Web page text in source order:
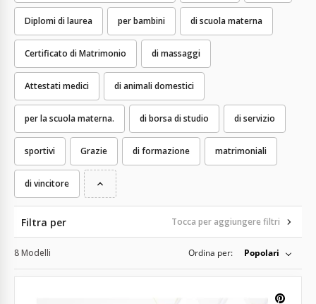
Diplomi di laurea per bambini di scuola materna
Certificato di Matrimonio di massaggi
Attestati medici di animali domestici
per la scuola materna. di borsa di studio di servizio
sportivi Grazie di formazione matrimoniali
di vincitore
Filtra per Tocca per aggiungere filtri
8 Modelli Ordina per: Popolari